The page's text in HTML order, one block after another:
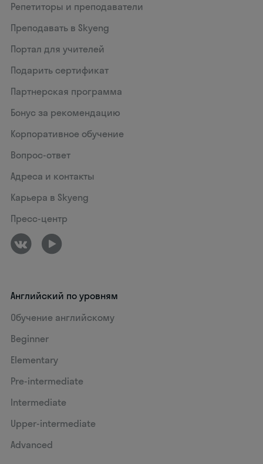
Репетиторы и преподаватели
Преподавать в Skyeng
Портал для учителей
Подарить сертификат
Партнерская программа
Бонус за рекомендацию
Корпоративное обучение
Вопрос-ответ
Адреса и контакты
Карьера в Skyeng
Пресс-центр
Английский по уровням
Обучение английскому
Beginner
Elementary
Pre-intermediate
Intermediate
Upper-intermediate
Advanced